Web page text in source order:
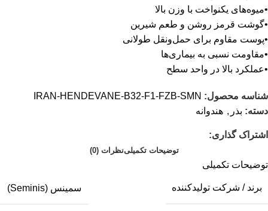
•میوه‌های یکنواخت با وزن بالا
•گوشت قرمز روشن و طعم شیرین
•پوست مقاوم برای حمل‌ونقل طولانی
•مقاومت نسبی به بیماری‌ها
•عملکرد بالا در واحد سطح
شناسه محصول: IRAN-HENDEVANE-B32-F1-FZB-SMN
دسته: بذر , هندوانه
اشتراک گذاری:
توضیحات تکمیلینظرات (0)
توضیحات تکمیلی
برند / شرکت تولیدکننده سمینس (Seminis)